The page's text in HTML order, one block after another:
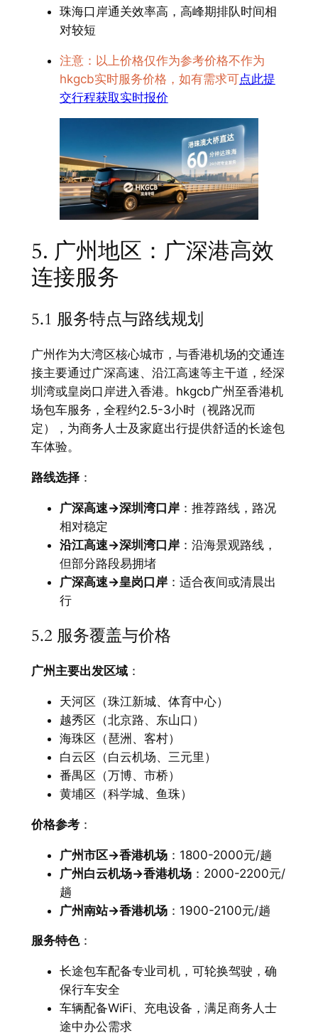
珠海口岸通关效率高，高峰期排队时间相
对较短
注意：以上价格仅作为参考价格不作为
hkgcb实时服务价格，如有需求可点此提
交行程获取实时报价
5. 广州地区：广深港高效
连接服务
5.1 服务特点与路线规划
广州作为大湾区核心城市，与香港机场的交通连
接主要通过广深高速、沿江高速等主干道，经深
圳湾或皇岗口岸进入香港。hkgcb广州至香港机
场包车服务，全程约2.5-3小时（视路况而
定），为商务人士及家庭出行提供舒适的长途包
车体验。
路线选择：
广深高速→深圳湾口岸：推荐路线，路况
相对稳定
沿江高速→深圳湾口岸：沿海景观路线，
但部分路段易拥堵
广深高速→皇岗口岸：适合夜间或清晨出
行
5.2 服务覆盖与价格
广州主要出发区域：
天河区（珠江新城、体育中心）
越秀区（北京路、东山口）
海珠区（琶洲、客村）
白云区（白云机场、三元里）
番禺区（万博、市桥）
黄埔区（科学城、鱼珠）
价格参考：
广州市区→香港机场：1800-2000元/趟
广州白云机场→香港机场：2000-2200元/
趟
广州南站→香港机场：1900-2100元/趟
服务特色：
长途包车配备专业司机，可轮换驾驶，确
保行车安全
车辆配备WiFi、充电设备，满足商务人士
途中办公需求